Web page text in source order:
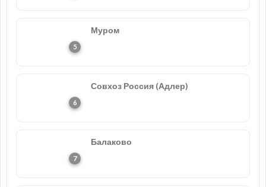
Муром
Совхоз Россия (Адлер)
Балаково